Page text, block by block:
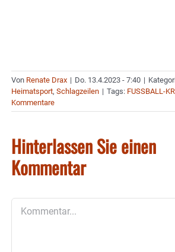
Von Renate Drax | Do. 13.4.2023 - 7:40 |
Heimatsport, Schlagzeilen | Tags: FUSSBALL-
Kommentare
Hinterlassen Sie einen
Kommentar